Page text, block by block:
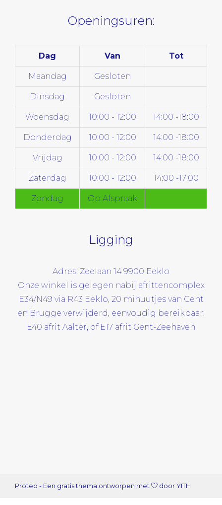
Openingsuren:
Dag Van Tot
Maandag Gesloten
Dinsdag Gesloten
Woensdag 10:00 - 12:00 14:00 -18:00
Donderdag 10:00 - 12:00 14:00 -18:00
Vrijdag 10:00 - 12:00 14:00 -18:00
Zaterdag 10:00 - 12:00 14:00 -17:00
Zondag Op Afspraak
Ligging
Adres: Zeelaan 14 9900 Eeklo
Onze winkel is gelegen nabij afrittencomplex
E34/N49 via R43 Eeklo, 20 minuutjes van Gent
en Brugge verwijderd, eenvoudig bereikbaar:
E40 afrit Aalter, of E17 afrit Gent-Zeehaven
Proteo - Een gratis thema ontworpen met doorYITH